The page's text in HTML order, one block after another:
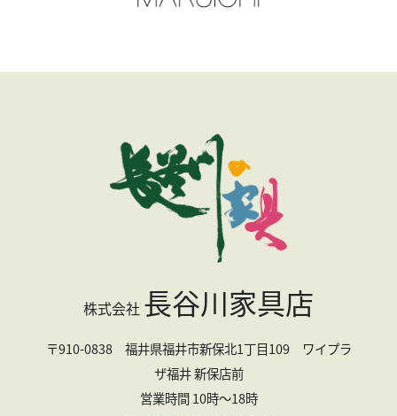
株式会社 長谷川家具店
〒910-0838 福井県福井市新保北1丁目109 ワイプラ
ザ福井 新保店前
営業時間 10時～18時